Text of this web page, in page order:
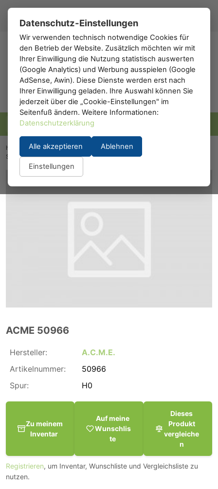
h0 .de
h0.eu Modelleisenbahn / Waggons / Personenwaggons
Schlafwagen / A.C.M.E. 50966: ACME 50966
ACME 50966
Hersteller:
A.C.M.E.
Artikelnummer:
50966
Spur:
H0
Zu meinem
Inventar
Auf meine
Wunschlis
te
Dieses
Produkt
vergleiche
n
Registrieren, um Inventar, Wunschliste und Vergleichsliste zu
nutzen.
Datenschutz-Einstellungen
Wir verwenden technisch notwendige Cookies für
den Betrieb der Website. Zusätzlich möchten wir mit
Ihrer Einwilligung die Nutzung statistisch auswerten
(Google Analytics) und Werbung ausspielen (Google
AdSense, Awin). Diese Dienste werden erst nach
Ihrer Einwilligung geladen. Ihre Auswahl können Sie
jederzeit über die „Cookie-Einstellungen" im
Seitenfuß ändern. Weitere Informationen:
Datenschutzerklärung
Alle akzeptieren Ablehnen
Einstellungen